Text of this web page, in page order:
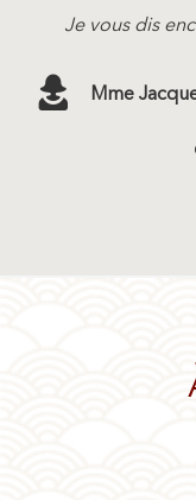
Je vous dis
Mme
couche par
traverser ces
Aujourd’hui,
Mme
sensations de
peux que la
cette
« Celui qui a
l’énergie
celle de ma
un nouvel